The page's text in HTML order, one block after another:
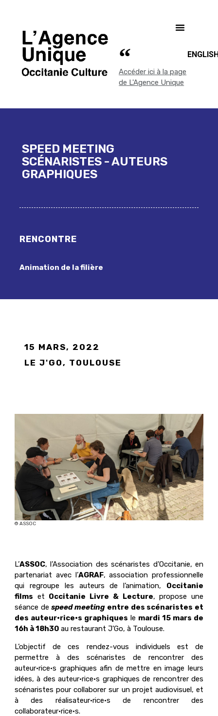
Accéder ici à la page
de L'Agence Unique
SPEED MEETING
SCÉNARISTES - AUTEURS
GRAPHIQUES
RENCONTRE
Animation de la filière
15 MARS, 2022
LE J'GO, TOULOUSE
© ASSOC
L’ASSOC, l’Association des scénaristes d’Occitanie, en
partenariat avec l’AGRAF, association professionnelle
qui regroupe les auteurs de l’animation, Occitanie
films et Occitanie Livre & Lecture, propose une
séance despeed meeting entre des scénaristes et
des auteur·rice·s graphiques le mardi 15 mars de
16h à 18h30 au restaurant J’Go, à Toulouse.
L’objectif de ces rendez-vous individuels est de
permettre à des scénaristes de rencontrer des
auteur·rice·s graphiques afin de mettre en image leurs
idées, à des auteur·rice·s graphiques de rencontrer des
scénaristes pour collaborer sur un projet audiovisuel, et
à des réalisateur·rice·s de rencontrer des
collaborateur·rice·s.